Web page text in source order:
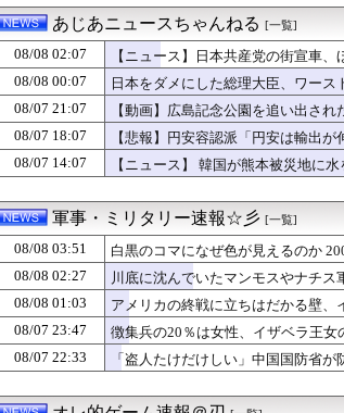
アメリカの終戦に立ちはだかる壁、イスラエルは
【東京】「ミラーくらいは当たっても仕方ないと
人気女性配信者さん、全財産がバレる → 金額がヤ
【悲報】トランプおやびん、ブチギレ「イランは
お盆の帰省は、妻が「新幹線のほうが楽」と譲り
【悲報】リュウジ氏、冷やし中華を完全否定した
【急いで引っ越せ】日本人が減り｢外国人が増え
反斎藤知事派が本丸に攻め込まれる窮地に突入、
日本をダメにした総理大臣、ワースト１位が同点
妊娠のフィリピン人技能実習生に帰国迫る 「権
【金融】ウリ信組が第三者委立ち上げ 元役員の
【朝鮮日報】幻となった「女性天皇」
毛沢東、党内の「自己批判」を密告合戦に変えて
【悲報】首相官邸、高市首相の感動的なBGMを
韓国サッカーのイメージが墜落
朝鮮日報 幻となった「女性天皇」 [8/7]
徴集兵の20％は女性、イザベラ王女の姿も…デン
中国の海警局と海軍の船が衝突2人死亡 南シナ
沖縄県の玉城デニー知事、公開に疑問を呈したの
あじあニュースちゃんねる [一覧]
08/08 02:07
【ニュース】日本共産党の街宣車、
08/08 00:07
日本をダメにした総理大臣、ワー
08/07 21:07
【動画】広島記念公園を追い出さ
08/07 18:07
【悲報】円安容認派「円安は輸出
08/07 14:07
【ニュース】 韓国が熊本被災地に
軍事・ミリタリー速報☆彡 [一覧]
08/08 03:51
白黒のコマになぜ色が見えるのか
08/08 02:27
川底に沈んでいたマンモスやナチス
08/08 01:03
アメリカの終戦に立ちはだかる壁、
08/07 23:47
徴集兵の20％は女性、イザベラ王
08/07 22:33
「盗人たけだけしい」中国国防省